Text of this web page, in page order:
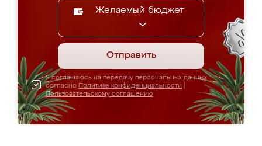
Желаемый бюджет
Отправить
Я соглашаюсь на передачу персональных данных
согласно Политике конфиденциальности
Пользовательскому соглашению